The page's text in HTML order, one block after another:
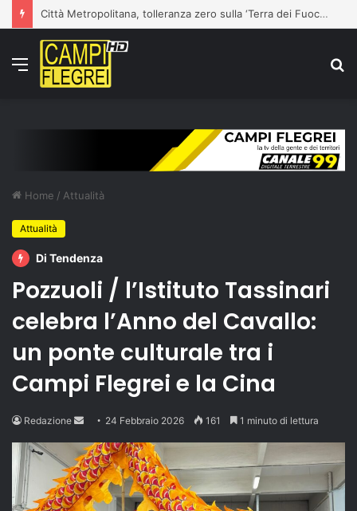
Città Metropolitana, tolleranza zero sulla ‘Terra dei Fuochi’: la Polizia Metropolitana sequestra due aziende completamente abusive a Napoli
Menu
Home / Attualità
Attualità
Di Tendenza
Pozzuoli / l’Istituto Tassinari
celebra l’Anno del Cavallo:
un ponte culturale tra i
Campi Flegrei e la Cina
Redazione
Send
email
24 Febbraio 2026 161 1 minuto di lettura